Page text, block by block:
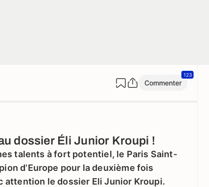
Commenter
123
dossier Éli Junior Kroupi !
talents à fort potentiel, le Paris Saint-
d’Europe pour la deuxième fois
attention le dossier Eli Junior Kroupi.